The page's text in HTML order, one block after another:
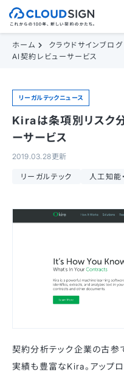
ホーム クラウドサインブログ
AI契約レビューサービス
リーガルテックニュース
Kiraは条項別リスク
ーサービス
2019.03.28更新
リーガルテック 人工知能
契約分析テック企業の古参
実績も豊富なKira。アップ